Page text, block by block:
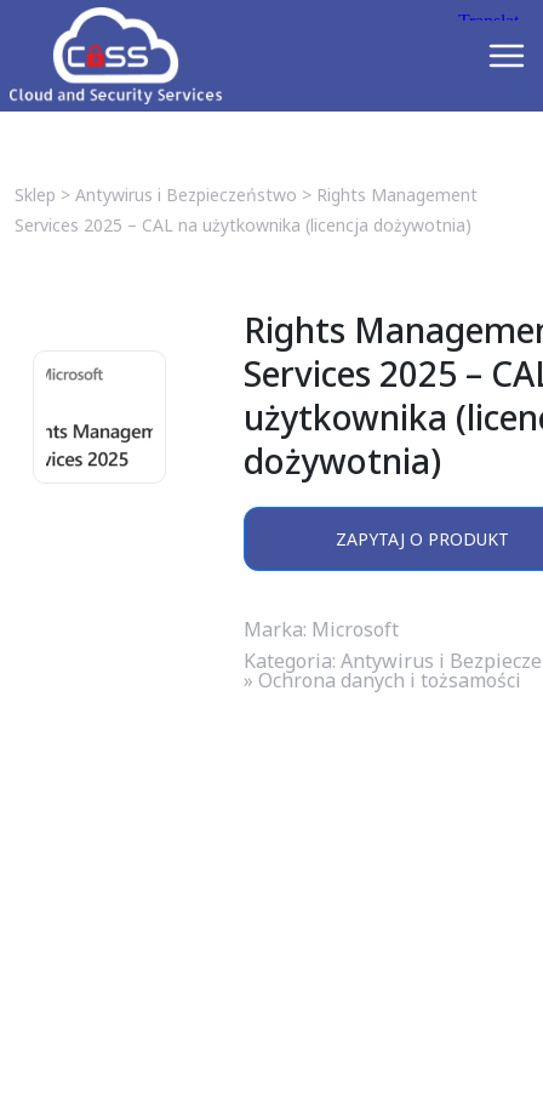
Sklep > Antywirus i Bezpieczeństwo > Rights Management
Services 2025 – CAL na użytkownika (licencja dożywotnia)
Rights
Services 2025 –
użytkownika
dożywotnia)
ZAPYTAJ O PRODUKT
Marka: Microsoft
Kategoria: Antywirus i
» Ochrona danych i tożsamości